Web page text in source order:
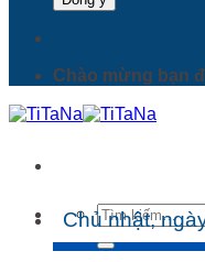
Chào mừng bạn
Tìm
kiếm:
Chủ nhật,